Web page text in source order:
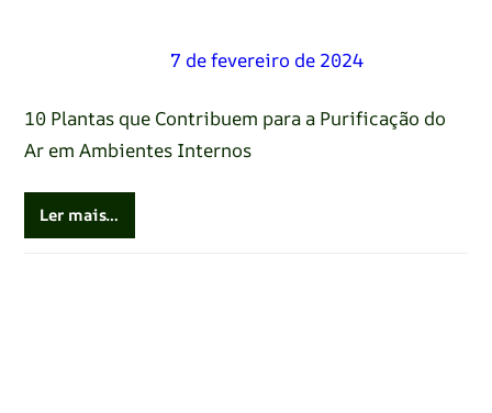
7 de fevereiro de 2024
10 Plantas que Contribuem para a Purificação do
Ar em Ambientes Internos
Ler mais…